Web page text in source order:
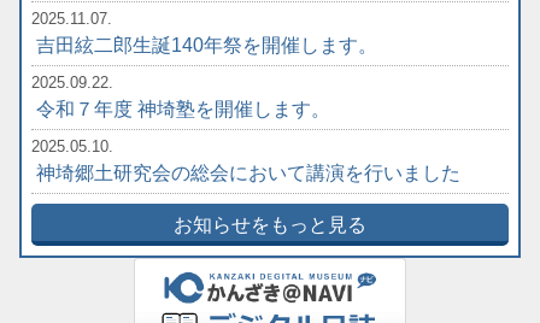
2025.11.07.
吉田絃二郎生誕140年祭を開催します。
2025.09.22.
令和７年度 神埼塾を開催します。
2025.05.10.
神埼郷土研究会の総会において講演を行いました
お知らせをもっと見る